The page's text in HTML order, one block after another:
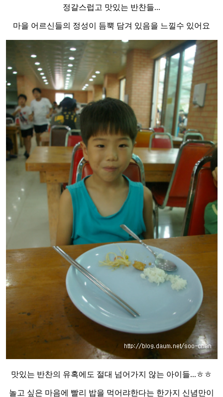
정갈스럽고 맛있는 반찬들...
마을 어르신들의 정성이 듬뿍 담겨 있음을 느낄수 있어요
맛있는 반찬의 유혹에도 절대 넘어가지 않는 아이들...ㅎㅎ
놀고 싶은 마음에 빨리 밥을 먹어랴한다는 한가지 신념만이